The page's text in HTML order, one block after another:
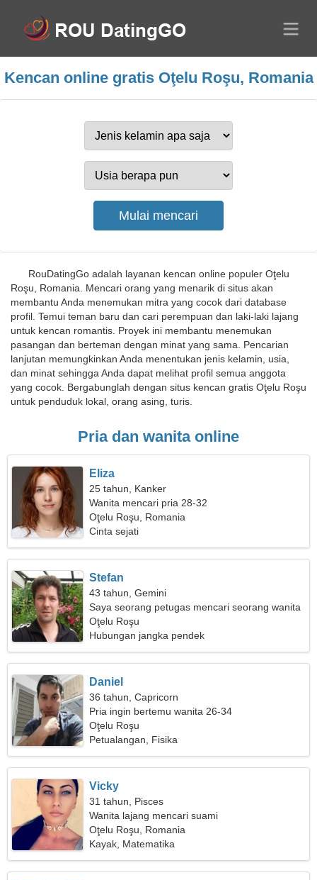
Kencan online gratis Oţelu Roşu, Romania
RouDatingGo adalah layanan kencan online populer Oţelu
Roşu, Romania. Mencari orang yang menarik di situs akan
membantu Anda menemukan mitra yang cocok dari database
profil. Temui teman baru dan cari perempuan dan laki-laki lajang
untuk kencan romantis. Proyek ini membantu menemukan
pasangan dan berteman dengan minat yang sama. Pencarian
lanjutan memungkinkan Anda menentukan jenis kelamin, usia,
dan minat sehingga Anda dapat melihat profil semua anggota
yang cocok. Bergabunglah dengan situs kencan gratis Oţelu Roşu
untuk penduduk lokal, orang asing, turis.
Pria dan wanita online
Eliza
25 tahun, Kanker
Wanita mencari pria 28-32
Oţelu Roşu, Romania
Cinta sejati
Stefan
43 tahun, Gemini
Saya seorang petugas mencari seorang wanita
yang tidak biasa
Oţelu Roşu
Hubungan jangka pendek
Daniel
36 tahun, Capricorn
Pria ingin bertemu wanita 26-34
Oţelu Roşu
Petualangan, Fisika
Vicky
31 tahun, Pisces
Wanita lajang mencari suami
Oţelu Roşu, Romania
Kayak, Matematika